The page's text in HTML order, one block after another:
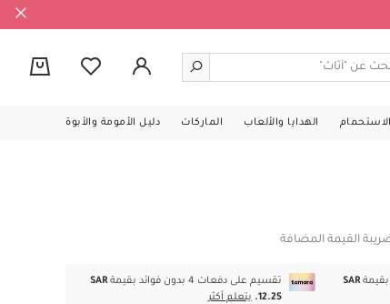
الهدايا والألعاب الماركات دليل الأمومة والأبوة
القيمة المضافة
SAR
تقسيم على دفعات 4 بدون فوائد بقيمة
SAR
12.25.
يتعلم أكثر